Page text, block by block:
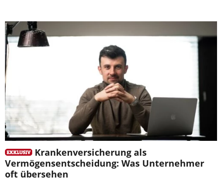
Krankenversicherung als
Vermögensentscheidung: Was Unternehmer
oft übersehen